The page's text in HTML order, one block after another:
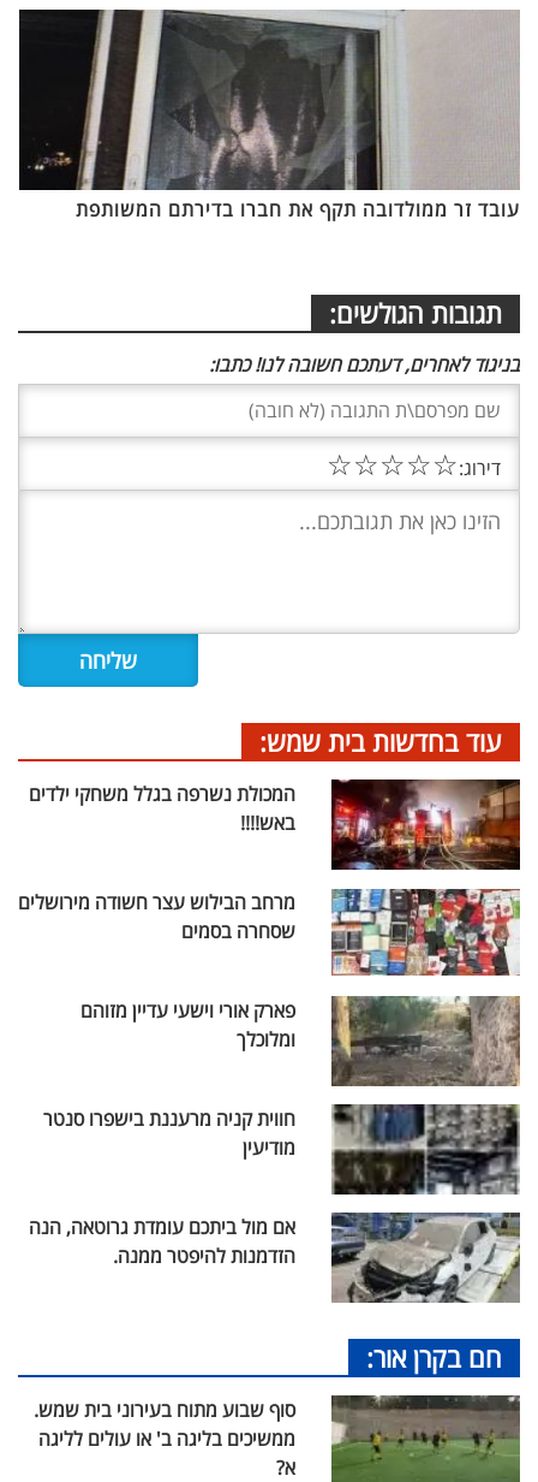
עובד זר ממולדובה תקף את חברו בדירתם המשותפת
תגובות הגולשים:
בניגוד לאחרים, דעתכם חשובה לנו! כתבו:
דירוג:☆
☆
☆
☆
☆
עוד בחדשות בית שמש:
המכולת נשרפה בגלל משחקי ילדים
באש!!!!
מרחב הבילוש עצר חשודה מירושלים
שסחרה בסמים
פארק אורי וישעי עדיין מזוהם
ומלוכלך
חווית קניה מרעננת בישפרו סנטר
מודיעין
אם מול ביתכם עומדת גרוטאה, הנה
הזדמנות להיפטר ממנה.
חם בקרן אור:
סוף שבוע מתוח בעירוני בית שמש.
ממשיכים בליגה ב' או עולים לליגה
א?